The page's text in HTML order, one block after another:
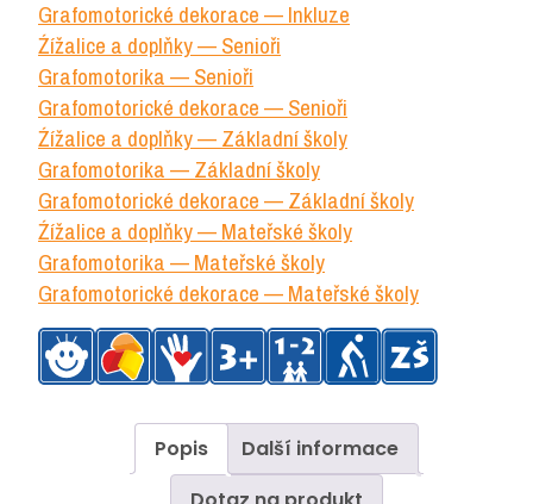
Grafomotorické dekorace — Inkluze
Źížalice a doplňky — Senioři
Grafomotorika — Senioři
Grafomotorické dekorace — Senioři
Źížalice a doplňky — Základní školy
Grafomotorika — Základní školy
Grafomotorické dekorace — Základní školy
Źížalice a doplňky — Mateřské školy
Grafomotorika — Mateřské školy
Grafomotorické dekorace — Mateřské školy
Popis
Další informace